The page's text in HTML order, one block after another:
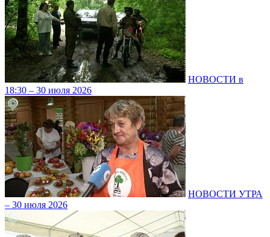
НОВОСТИ в
18:30 – 30 июля 2026
НОВОСТИ УТРА
– 30 июля 2026